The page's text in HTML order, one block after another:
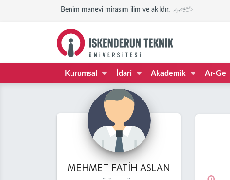
Benim manevi mirasım ilim ve akıldır.
Kurumsal İdari Akademik Ar-Ge
MEHMET FATİH ASLAN